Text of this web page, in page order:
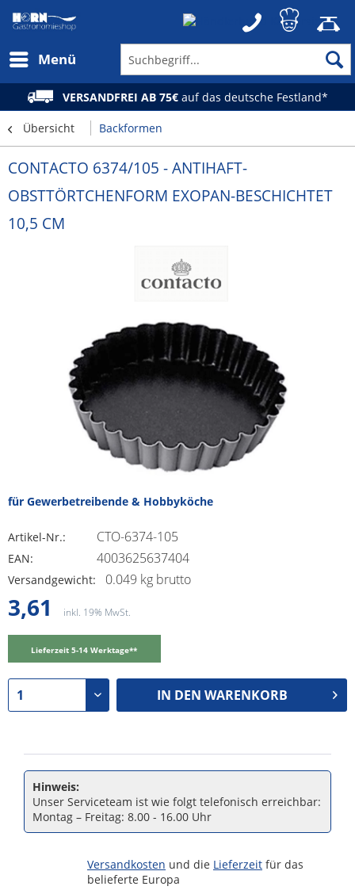
Menü
VERSANDFREI AB 75€ auf das deutsche Festland*
Übersicht Backformen
CONTACTO 6374/105 - ANTIHAFT-
OBSTTÖRTCHENFORM EXOPAN-BESCHICHTET
10,5 CM
für Gewerbetreibende & Hobbyköche
Artikel-Nr.: CTO-6374-105
EAN: 4003625637404
Versandgewicht: 0.049 kg brutto
3,61 inkl. 19% MwSt.
Lieferzeit 5-14 Werktage**
IN DEN WARENKORB
Hinweis:
Unser Serviceteam ist wie folgt telefonisch erreichbar:
Montag – Freitag: 8.00 - 16.00 Uhr
Versandkosten und die Lieferzeit für das
belieferte Europa